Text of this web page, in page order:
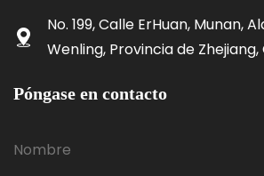
No. 199, Calle ErHuan, Munan,
Wenling, Provincia de Zhejiang,
Póngase en contacto